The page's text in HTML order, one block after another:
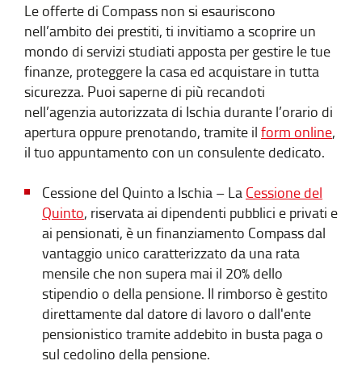
Le offerte di Compass non si esauriscono
nell’ambito dei prestiti, ti invitiamo a scoprire un
mondo di servizi studiati apposta per gestire le tue
finanze, proteggere la casa ed acquistare in tutta
sicurezza. Puoi saperne di più recandoti
nell’agenzia autorizzata di Ischia durante l’orario di
apertura oppure prenotando, tramite il form online,
il tuo appuntamento con un consulente dedicato.
Cessione del Quinto a Ischia – La Cessione del
Quinto, riservata ai dipendenti pubblici e privati e
ai pensionati, è un finanziamento Compass dal
vantaggio unico caratterizzato da una rata
mensile che non supera mai il 20% dello
stipendio o della pensione. Il rimborso è gestito
direttamente dal datore di lavoro o dall'ente
pensionistico tramite addebito in busta paga o
sul cedolino della pensione.